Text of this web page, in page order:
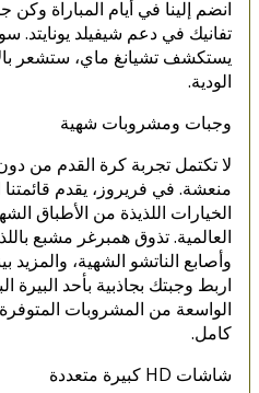
انضم إلينا في أيام المباراة
تفانيك في دعم شيفيلد يونايتد.
يستكشف تشيانغ ماي، ستشعر
الودية.
وجبات ومشروبات شهية
لا تكتمل تجربة كرة القدم من
منعشة. في فريروز، يقدم
الخيارات اللذيذة من الأطباق
العالمية. تذوق همبرغر مشبع
وأصابع الناتشو الشهية، والمزيد
اربط وجبتك بجاذبية بأحد البيرة
الواسعة من المشروبات
كامل.
شاشات HD كبيرة متعددة